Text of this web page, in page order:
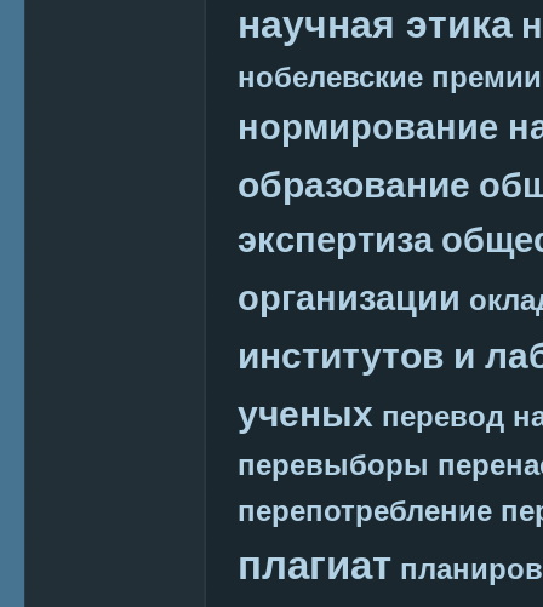
научная этика
нобелевские премии
нормирование
образование
экспертиза
организации
институтов и
ученых перевод
перевыборы
перепотребление
плагиат